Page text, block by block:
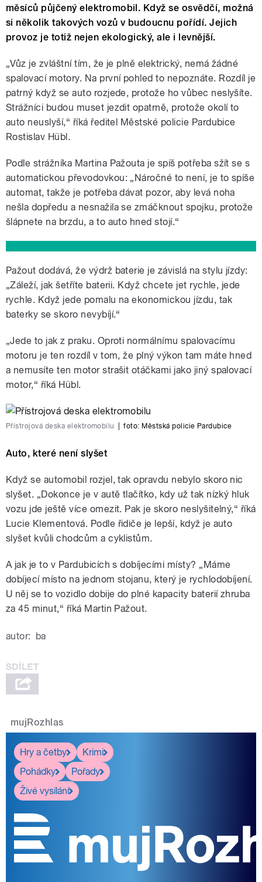
měsíců půjčený elektromobil. Když se osvědčí, možná
si několik takových vozů v budoucnu pořídí. Jejich
provoz je totiž nejen ekologický, ale i levnější.
„Vůz je zvláštní tím, že je plně elektrický, nemá žádné
spalovací motory. Na první pohled to nepoznáte. Rozdíl je
patrný když se auto rozjede, protože ho vůbec neslyšíte.
Strážníci budou muset jezdit opatrně, protože okolí to
auto neuslyší,“ říká ředitel Městské policie Pardubice
Rostislav Hübl.
Podle strážníka Martina Pažouta je spíš potřeba sžít se s
automatickou převodovkou: „Náročné to není, je to spíše
automat, takže je potřeba dávat pozor, aby levá noha
nešla dopředu a nesnažila se zmáčknout spojku, protože
šlápnete na brzdu, a to auto hned stojí.“
Pažout dodává, že výdrž baterie je závislá na stylu jízdy:
„Záleží, jak šetříte baterii. Když chcete jet rychle, jede
rychle. Když jede pomalu na ekonomickou jízdu, tak
baterky se skoro nevybíjí.“
„Jede to jak z praku. Oproti normálnímu spalovacímu
motoru je ten rozdíl v tom, že plný výkon tam máte hned
a nemusíte ten motor strašit otáčkami jako jiný spalovací
motor,“ říká Hübl.
Přístrojová deska elektromobilu foto: Městská policie Pardubice
Auto, které není slyšet
Když se automobil rozjel, tak opravdu nebylo skoro nic
slyšet. „Dokonce je v autě tlačítko, kdy už tak nízký hluk
vozu jde ještě více omezit. Pak je skoro neslyšitelný,“ říká
Lucie Klementová. Podle řidiče je lepší, když je auto
slyšet kvůli chodcům a cyklistům.
A jak je to v Pardubicích s dobíjecími místy? „Máme
dobíjecí místo na jednom stojanu, který je rychlodobíjení.
U něj se to vozidlo dobije do plné kapacity baterií zhruba
za 45 minut,“ říká Martin Pažout.
autor: ba
mujRozhlas
Hry a četby
Krimi
Pohádky
Pořady
Živé vysílání